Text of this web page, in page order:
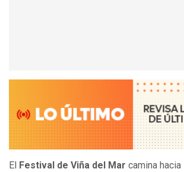
El Festival de Viña del Mar camina